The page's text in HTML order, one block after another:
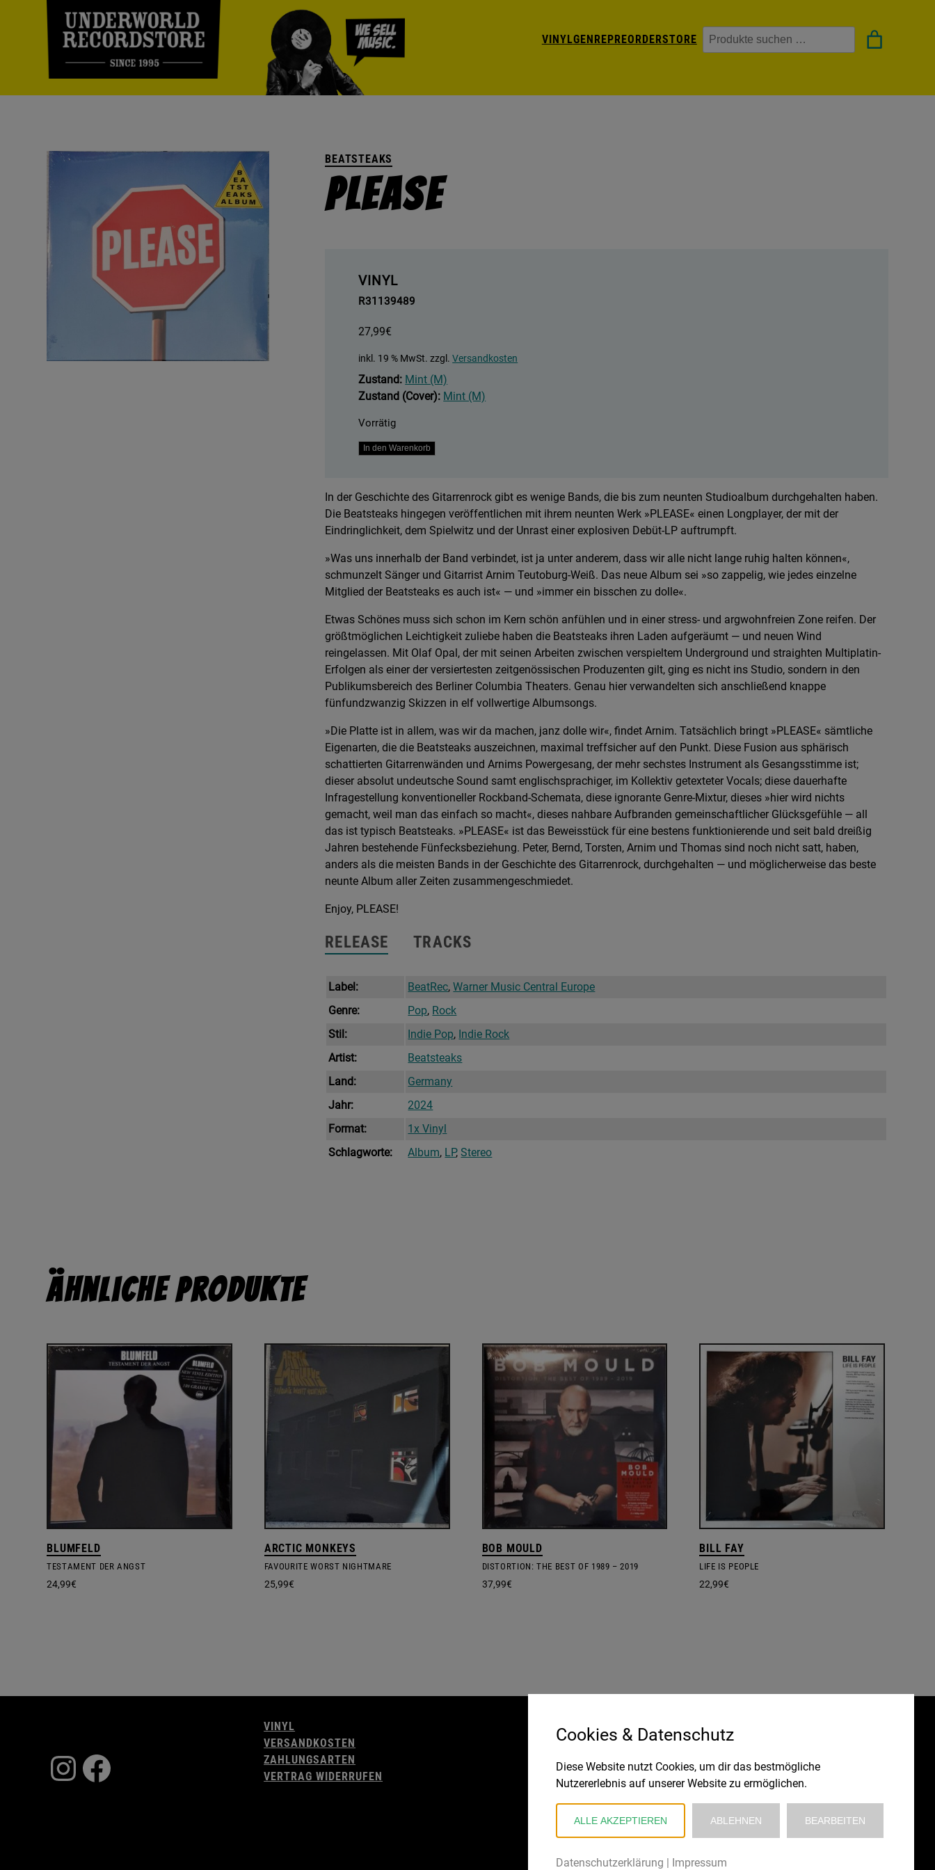
VINYLGENREPREORDERSTORE Suchen
BEATSTEAKS
Please
VINYL
R31139489
27,99€
inkl. 19 % MwSt. zzgl.Versandkosten
Zustand: Mint (M)
Zustand (Cover): Mint (M)
Vorrätig
Please
In den Warenkorb
In der Geschichte des Gitarrenrock gibt es wenige Bands, die bis zum neunten Studioalbum durchgehalten haben.
Die Beatsteaks hingegen veröffentlichen mit ihrem neunten Werk »PLEASE« einen Longplayer, der mit der
Eindringlichkeit, dem Spielwitz und der Unrast einer explosiven Debüt-LP auftrumpft.
»Was uns innerhalb der Band verbindet, ist ja unter anderem, dass wir alle nicht lange ruhig halten können«,
schmunzelt Sänger und Gitarrist Arnim Teutoburg-Weiß. Das neue Album sei »so zappelig, wie jedes einzelne
Mitglied der Beatsteaks es auch ist« — und »immer ein bisschen zu dolle«.
Etwas Schönes muss sich schon im Kern schön anfühlen und in einer stress- und argwohnfreien Zone reifen. Der
größtmöglichen Leichtigkeit zuliebe haben die Beatsteaks ihren Laden aufgeräumt — und neuen Wind
reingelassen. Mit Olaf Opal, der mit seinen Arbeiten zwischen verspieltem Underground und straighten Multiplatin-
Erfolgen als einer der versiertesten zeitgenössischen Produzenten gilt, ging es nicht ins Studio, sondern in den
Publikumsbereich des Berliner Columbia Theaters. Genau hier verwandelten sich anschließend knappe
fünfundzwanzig Skizzen in elf vollwertige Albumsongs.
»Die Platte ist in allem, was wir da machen, janz dolle wir«, findet Arnim. Tatsächlich bringt »PLEASE« sämtliche
Eigenarten, die die Beatsteaks auszeichnen, maximal treffsicher auf den Punkt. Diese Fusion aus sphärisch
schattierten Gitarrenwänden und Arnims Powergesang, der mehr sechstes Instrument als Gesangsstimme ist;
dieser absolut undeutsche Sound samt englischsprachiger, im Kollektiv getexteter Vocals; diese dauerhafte
Infragestellung konventioneller Rockband-Schemata, diese ignorante Genre-Mixtur, dieses »hier wird nichts
gemacht, weil man das einfach so macht«, dieses nahbare Aufbranden gemeinschaftlicher Glücksgefühle — all
das ist typisch Beatsteaks. »PLEASE« ist das Beweisstück für eine bestens funktionierende und seit bald dreißig
Jahren bestehende Fünfecksbeziehung. Peter, Bernd, Torsten, Arnim und Thomas sind noch nicht satt, haben,
anders als die meisten Bands in der Geschichte des Gitarrenrock, durchgehalten — und möglicherweise das beste
neunte Album aller Zeiten zusammengeschmiedet.
Enjoy, PLEASE!
RELEASE TRACKS
Label: BeatRec,Warner Music Central Europe
Genre:
Pop, Rock
Stil:
Indie Pop, Indie Rock
Artist:
Beatsteaks
Land:
Germany
Jahr:
2024
Format:
1x Vinyl
Schlagworte:
Album, LP,Stereo
Ähnliche Produkte
BLUMFELD
TESTAMENT DER ANGST
24,99€
ARCTIC MONKEYS
FAVOURITE WORST NIGHTMARE
25,99€
BOB MOULD
DISTORTION: THE BEST OF 1989 – 2019
37,99€
BILL FAY
LIFE IS PEOPLE
22,99€
Instagram
Facebook
VINYL
VERSANDKOSTEN
ZAHLUNGSARTEN
VERTRAG WIDERRUFEN
WIDERRUFSBELEHRUNG
IMPRESSUM
DATENSCHUTZ
Cookies & Datenschutz
Diese Website nutzt Cookies, um dir das bestmögliche
Nutzererlebnis auf unserer Website zu ermöglichen.
ALLE AKZEPTIEREN ABLEHNEN BEARBEITEN
Datenschutzerklärung | Impressum